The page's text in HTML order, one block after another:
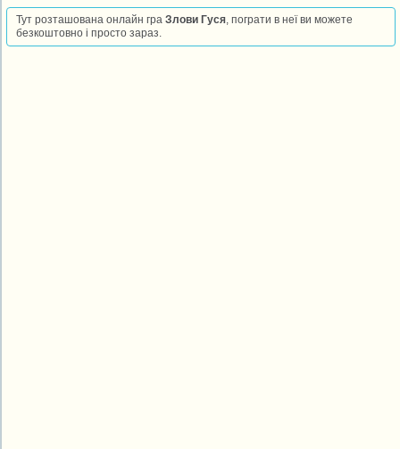
Тут розташована онлайн граЗлови Гуся, пограти в неї ви можете
безкоштовно і просто зараз.